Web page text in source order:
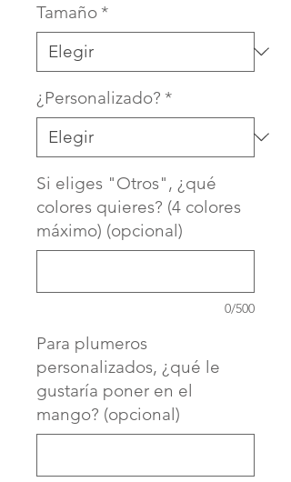
Tamaño *
¿Personalizado? *
Si eliges "Otros", ¿qué
colores quieres? (4 colores
máximo) (opcional)
0/500
Para plumeros
personalizados, ¿qué le
gustaría poner en el
mango? (opcional)